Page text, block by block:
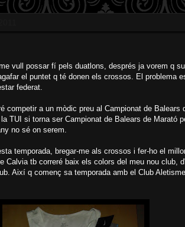
vull possar fí pels duatlons, després ja vorem q
el puntet q té donen els crossos. El problema
federat.
competir a un mòdic preu al Campionat de Balears
TUI si torna ser Campionat de Balears de Marató
no sé on serem.
temporada, bregar-me als crossos i fer-ho el
Calvia tb correré baix els colors del meu nou club,
Així q començ sa temporada amb el Club